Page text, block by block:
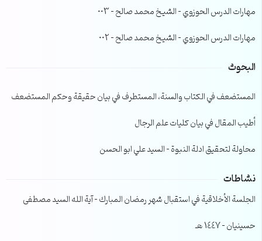
مهارات الدرس الحوزوي – الشيخ محمد صالح – 003
مهارات الدرس الحوزوي – الشيخ محمد صالح – 002
البحوث
المستضعف في الكتاب والسنة، المستطرف في بيان حقيقة وحكم المستضعف
أطيب المقال في بيان كليات علم الرجال
محاولة لتحقيق ادلة النبوة – السيد علي ابو الحسن
نشاطات
الجلسة الأخلاقية في استقبال شهر رمضان المبارك – آية الله السيد مصطفى
حسينيان – 1447 هـ